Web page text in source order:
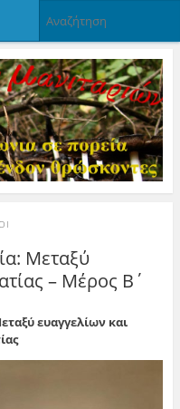
Μεταξύ
– Μέρος Β΄
ευαγγελίων και